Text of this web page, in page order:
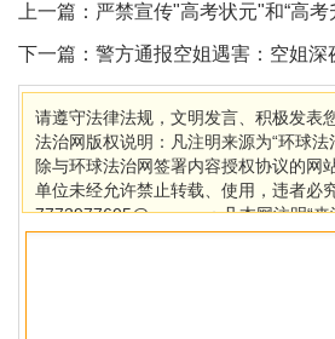
上一篇： 严禁宣传"高考状元"和“高
处理
下一篇： 警方通报空姐遇害：空姐
司机有重大作案嫌疑
请遵守法律法规，文明发言、积极发表
法治网版权说明：凡注明来源为“环球法
除与环球法治网签署内容授权协议的网
单位未经允许禁止转载、使用，违者必
7773977605@qq.com；凡本网注明“
网）”的作品，均转载自其它媒体，目